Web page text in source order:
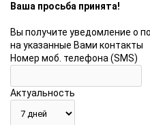
Ваша просьба принята!
Вы получите уведомление о
на указанные Вами контакты
Номер моб. телефона (SMS)
Актуальность